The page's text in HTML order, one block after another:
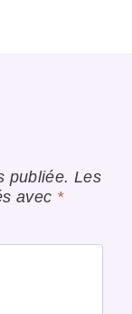
publiée. Les
avec *